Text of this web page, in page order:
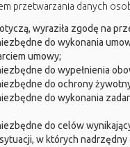
przetwarzania danych
wyraziła zgodę na
do wykonania
umowy;
do wypełnienia
do ochrony
do wykonania
do celów
w których